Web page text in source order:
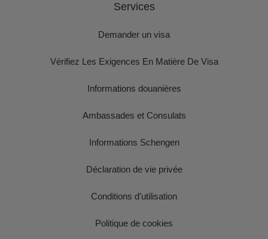
Services
Demander un visa
Vérifiez Les Exigences En Matière De Visa
Informations douanières
Ambassades et Consulats
Informations Schengen
Déclaration de vie privée
Conditions d'utilisation
Politique de cookies